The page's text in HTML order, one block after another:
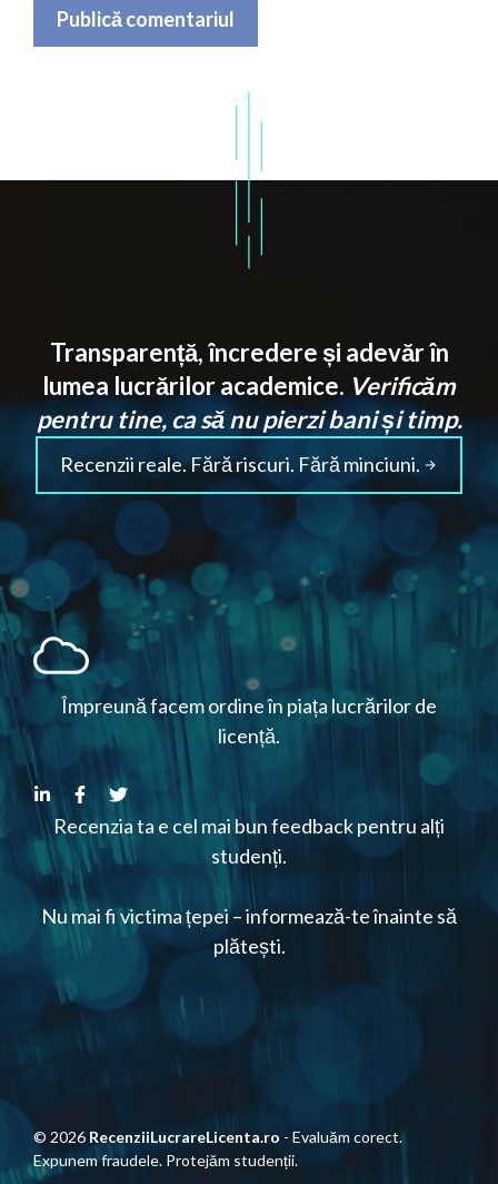
Transparență, încredere și adevăr în
lumea lucrărilor academice. Verificăm
pentru tine, ca să nu pierzi bani și timp.
Recenzii reale. Fără riscuri. Fără minciuni.
Împreună facem ordine în piața lucrărilor de
licență.
Recenzia ta e cel mai bun feedback pentru alți
studenți.
Nu mai fi victima țepei – informează-te înainte să
plătești.
© 2026 RecenziiLucrareLicenta.ro - Evaluăm corect.
Expunem fraudele. Protejăm studenții.